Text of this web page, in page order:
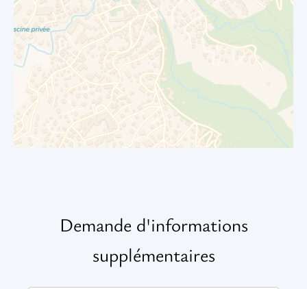
Demande d'informations
supplémentaires